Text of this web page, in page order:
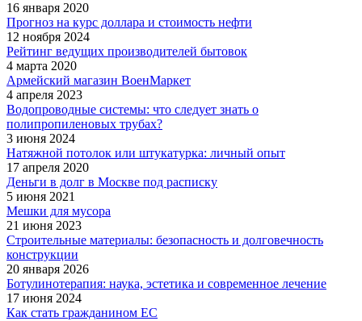
16 января 2020
Прогноз на курс доллара и стоимость нефти
12 ноября 2024
Рейтинг ведущих производителей бытовок
4 марта 2020
Армейский магазин ВоенМаркет
4 апреля 2023
Водопроводные системы: что следует знать о
полипропиленовых трубах?
3 июня 2024
Натяжной потолок или штукатурка: личный опыт
17 апреля 2020
Деньги в долг в Москве под расписку
5 июня 2021
Мешки для мусора
21 июня 2023
Строительные материалы: безопасность и долговечность
конструкции
20 января 2026
Ботулинотерапия: наука, эстетика и современное лечение
17 июня 2024
Как стать гражданином ЕС